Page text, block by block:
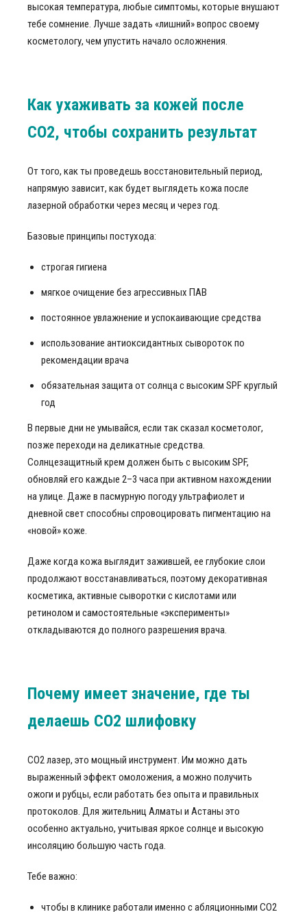
высокая температура, любые симптомы, которые внушают
тебе сомнение. Лучше задать «лишний» вопрос своему
косметологу, чем упустить начало осложнения.
Как ухаживать за кожей после
СО2, чтобы сохранить результат
От того, как ты проведешь восстановительный период,
напрямую зависит, как будет выглядеть кожа после
лазерной обработки через месяц и через год.
Базовые принципы постухода:
строгая гигиена
мягкое очищение без агрессивных ПАВ
постоянное увлажнение и успокаивающие средства
использование антиоксидантных сывороток по
рекомендации врача
обязательная защита от солнца с высоким SPF круглый
год
В первые дни не умывайся, если так сказал косметолог,
позже переходи на деликатные средства.
Солнцезащитный крем должен быть с высоким SPF,
обновляй его каждые 2–3 часа при активном нахождении
на улице. Даже в пасмурную погоду ультрафиолет и
дневной свет способны спровоцировать пигментацию на
«новой» коже.
Даже когда кожа выглядит зажившей, ее глубокие слои
продолжают восстанавливаться, поэтому декоративная
косметика, активные сыворотки с кислотами или
ретинолом и самостоятельные «эксперименты»
откладываются до полного разрешения врача.
Почему имеет значение, где ты
делаешь CO2 шлифовку
CO2 лазер, это мощный инструмент. Им можно дать
выраженный эффект омоложения, а можно получить
ожоги и рубцы, если работать без опыта и правильных
протоколов. Для жительниц Алматы и Астаны это
особенно актуально, учитывая яркое солнце и высокую
инсоляцию большую часть года.
Тебе важно:
чтобы в клинике работали именно с абляционными СО2